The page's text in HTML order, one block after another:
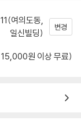
여의도동,
일신빌딩)
변경
15,000원 이상 무료)